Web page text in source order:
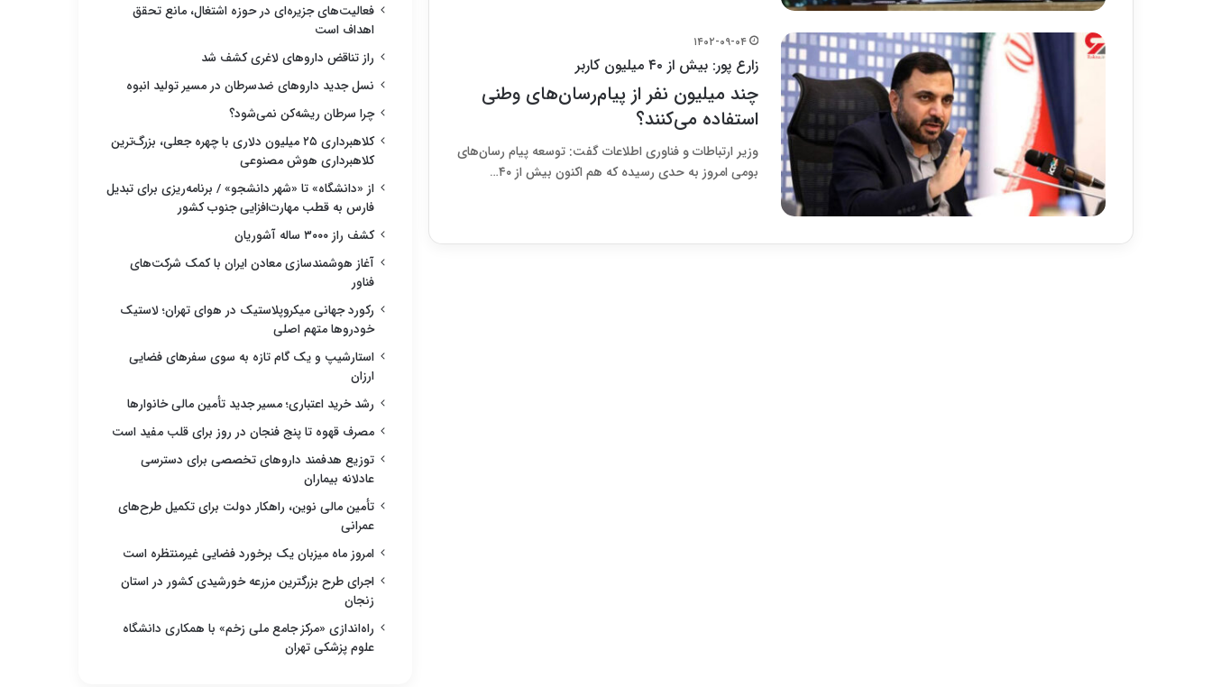
۱۴۰۲-۰۹-۰۴
زارع پور: بیش از ۴۰ میلیون کاربر
چند میلیون نفر از پیام‌رسان‌های وطنی
استفاده می‌کنند؟
وزیر ارتباطات و فناوری اطلاعات گفت: توسعه پیام رسان‌های
بومی امروز به حدی رسیده که هم اکنون بیش از ۴۰…
فعالیت‌های جزیره‌ای در حوزه اشتغال، مانع تحقق
اهداف است
راز تناقض داروهای لاغری کشف شد
نسل جدید داروهای ضدسرطان در مسیر تولید انبوه
چرا سرطان ریشه‌کن نمی‌شود؟
کلاهبرداری ۲۵ میلیون دلاری با چهره جعلی، بزرگ‌ترین
کلاهبرداری هوش مصنوعی
از «دانشگاه» تا «شهر دانشجو» / برنامه‌ریزی برای تبدیل
فارس به قطب مهارت‌افزایی جنوب کشور
کشف راز ۳۰۰۰ ساله آشوریان
آغاز هوشمندسازی معادن ایران با کمک شرکت‌های
فناور
رکورد جهانی میکروپلاستیک در هوای تهران؛ لاستیک
خودروها متهم اصلی
استارشیپ و یک گام تازه به سوی سفرهای فضایی
ارزان
رشد خرید اعتباری؛ مسیر جدید تأمین مالی خانوارها
مصرف قهوه تا پنج فنجان در روز برای قلب مفید است
توزیع هدفمند داروهای تخصصی برای دسترسی
عادلانه بیماران
تأمین مالی نوین، راهکار دولت برای تکمیل طرح‌های
عمرانی
امروز ماه میزبان یک برخورد فضایی غیرمنتظره است
اجرای طرح بزرگترین مزرعه خورشیدی کشور در استان
زنجان
راه‌اندازی «مرکز جامع ملی زخم» با همکاری دانشگاه
علوم پزشکی تهران